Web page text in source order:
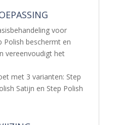
voor
Polish beschermt en
vereenvoudigt het
met 3 varianten: Step
Satijn en Step Polish